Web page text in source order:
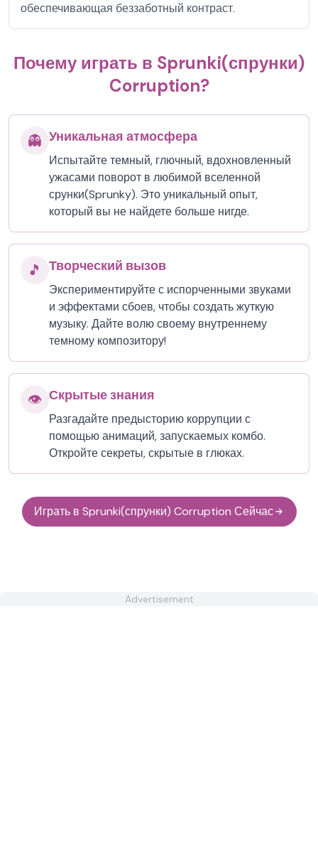
обеспечивающая беззаботный контраст.
Почему играть в Sprunki(спрунки)
Corruption?
👻 Уникальная атмосфера
Испытайте темный, глючный, вдохновленный
ужасами поворот в любимой вселенной
срунки(Sprunky). Это уникальный опыт,
который вы не найдете больше нигде.
🎵 Творческий вызов
Экспериментируйте с испорченными звуками
и эффектами сбоев, чтобы создать жуткую
музыку. Дайте волю своему внутреннему
темному композитору!
👁️ Скрытые знания
Разгадайте предысторию коррупции с
помощью анимаций, запускаемых комбо.
Откройте секреты, скрытые в глюках.
Играть в Sprunki(спрунки) Corruption Сейчас
Advertisement